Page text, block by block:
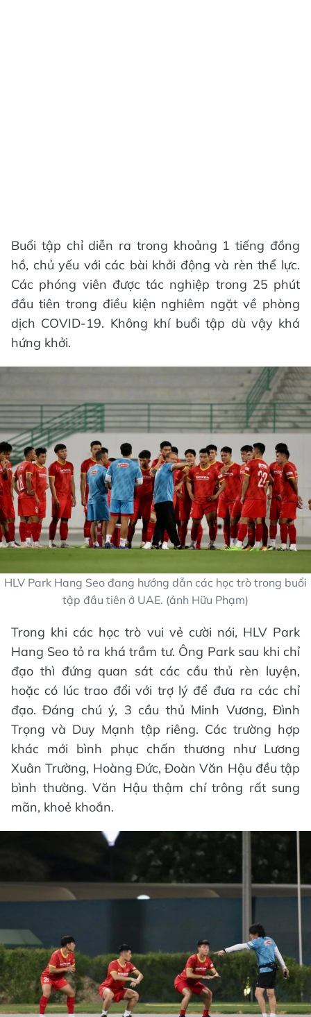
Buổi tập chỉ diễn ra trong khoảng 1 tiếng đồng
hồ, chủ yếu với các bài khởi động và rèn thể lực.
Các phóng viên được tác nghiệp trong 25 phút
đầu tiên trong điều kiện nghiêm ngặt về phòng
dịch COVID-19. Không khí buổi tập dù vậy khá
hứng khởi.
HLV Park Hang Seo đang hướng dẫn các học trò trong buổi
tập đầu tiên ở UAE. (ảnh Hữu Phạm)
Trong khi các học trò vui vẻ cười nói, HLV Park
Hang Seo tỏ ra khá trầm tư. Ông Park sau khi chỉ
đạo thì đứng quan sát các cầu thủ rèn luyện,
hoặc có lúc trao đổi với trợ lý để đưa ra các chỉ
đạo. Đáng chú ý, 3 cầu thủ Minh Vương, Đình
Trọng và Duy Mạnh tập riêng. Các trường hợp
khác mới bình phục chấn thương như Lương
Xuân Trường, Hoàng Đức, Đoàn Văn Hậu đều tập
bình thường. Văn Hậu thậm chí trông rất sung
mãn, khoẻ khoắn.